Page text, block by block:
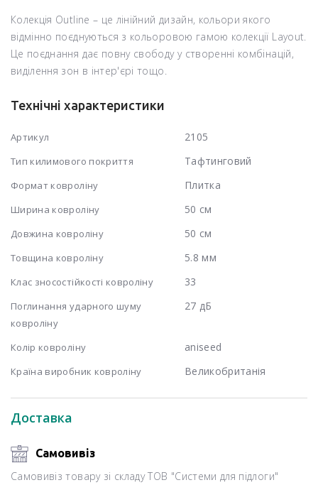
Доставка
Самовивіз
Самовивіз товару зі складу ТОВ "Системи для підлоги"
Колекція Outline – це лінійний дизайн, кольори якого
відмінно поєднуються з кольоровою гамою колекції Layout.
Це поєднання дає повну свободу у створенні комбінацій,
виділення зон в інтер'єрі тощо.
Технічні характеристики
Артикул 2105
Тип килимового покриття Тафтинговий
Формат ковроліну Плитка
Ширина ковроліну 50 см
Довжина ковроліну 50 см
Товщина ковроліну 5.8 мм
Клас зносостійкості ковроліну 33
Поглинання ударного шуму
ковроліну
27 дБ
Колір ковроліну aniseed
Країна виробник ковроліну Великобританія